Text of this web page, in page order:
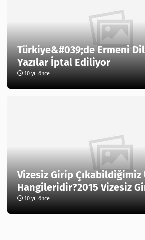
Türkiye&#039;de Ermeni
Yazılar İptal Ediliyor
10 yıl önce
Vizesiz Girip
Hangileridir?2015 Vizesiz
10 yıl önce